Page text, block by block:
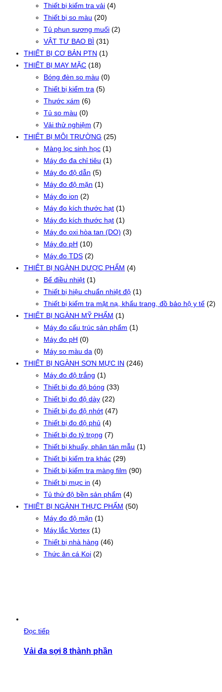
Thiết bị kiểm tra vải (4)
Thiết bị so màu (20)
Tủ phun sương muối (2)
VẬT TƯ BAO BÌ (31)
THIẾT BỊ CƠ BẢN PTN (1)
THIẾT BỊ MAY MẶC (18)
Bóng đèn so màu (0)
Thiết bị kiểm tra (5)
Thước xám (6)
Tủ so màu (0)
Vải thử nghiệm (7)
THIẾT BỊ MÔI TRƯỜNG (25)
Màng lọc sinh học (1)
Máy đo đa chỉ tiêu (1)
Máy đo độ dẫn (5)
Máy đo độ mặn (1)
Máy đo ion (2)
Máy đo kích thước hạt (1)
Máy đo kích thước hạt (1)
Máy đo oxi hòa tan (DO) (3)
Máy đo pH (10)
Máy đo TDS (2)
THIẾT BỊ NGÀNH DƯỢC PHẨM (4)
Bể điều nhiệt (1)
Thiết bị hiệu chuẩn nhiệt độ (1)
Thiết bị kiểm tra mặt nạ, khẩu trang, đồ bảo hộ y tế (2)
THIẾT BỊ NGÀNH MỸ PHẨM (1)
Máy đo cấu trúc sản phẩm (1)
Máy đo pH (0)
Máy so màu da (0)
THIẾT BỊ NGÀNH SƠN MỰC IN (246)
Máy đo độ trắng (1)
Thiết bị đo độ bóng (33)
Thiết bị đo độ dày (22)
Thiết bị đo độ nhớt (47)
Thiết bị đo độ phủ (4)
Thiết bị đo tỷ trọng (7)
Thiết bị khuấy, phân tán mẫu (1)
Thiết bị kiểm tra khác (29)
Thiết bị kiểm tra màng film (90)
Thiết bị mực in (4)
Tủ thử độ bền sản phẩm (4)
THIẾT BỊ NGÀNH THỰC PHẨM (50)
Máy đo độ mặn (1)
Máy lắc Vortex (1)
Thiết bị nhà hàng (46)
Thức ăn cá Koi (2)
Đọc tiếp
Vải đa sợi 8 thành phần